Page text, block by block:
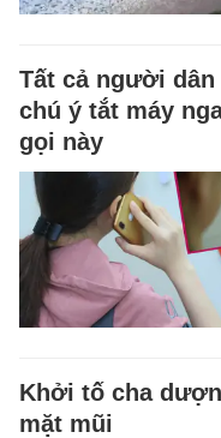
Tất cả người
chú ý tắt máy
gọi này
Khởi tố cha
mặt mũi